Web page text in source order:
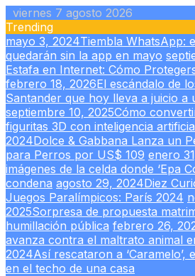
Skip
to
content
viernes 7 agosto 2026
Trending
mayo 3, 2024Tiembla WhatsApp:
quedarán sin la app en mayo
Estafa en Internet: Cómo
febrero 18, 2026El escándalo de
Santander que hoy lleva a juicio a
septiembre 10, 2025Cómo
figuritas 3D con inteligencia
2024Dolce & Gabbana Lanza un
para Perros por US$ 109 enero
imágenes de la celda donde ‘Epa
condena agosto 29, 2024Diez
Juegos Paralímpicos: París 2024
2025Sorpresa de propuesta
humillación pública febrero 26,
avanza contra el maltrato animal
2024Así rescataron a ‘Caramelo’,
en el techo de una casa